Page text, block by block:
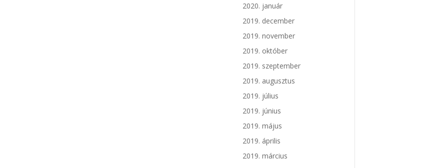
2020. január
2019. december
2019. november
2019. október
2019. szeptember
2019. augusztus
2019. július
2019. június
2019. május
2019. április
2019. március